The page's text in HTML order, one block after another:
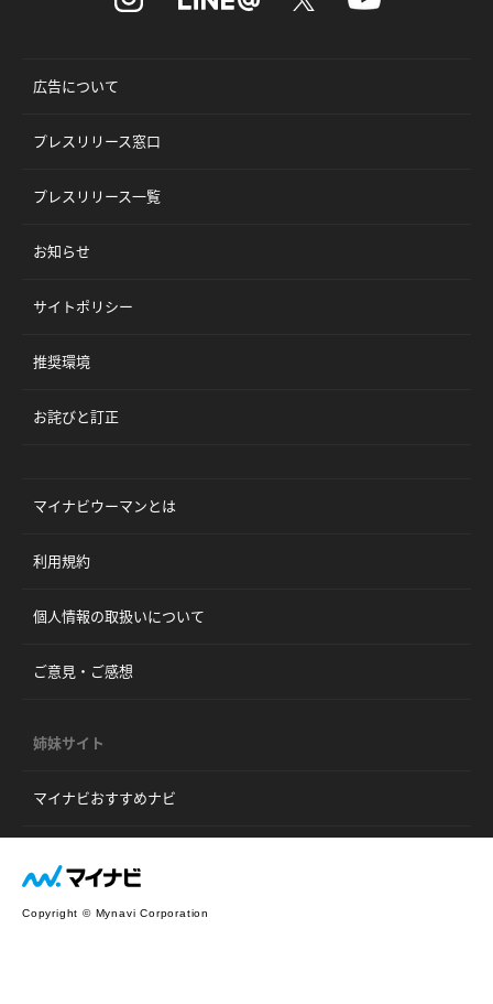
広告について
プレスリリース窓口
プレスリリース一覧
お知らせ
サイトポリシー
推奨環境
お詫びと訂正
マイナビウーマンとは
利用規約
個人情報の取扱いについて
ご意見・ご感想
姉妹サイト
マイナビおすすめナビ
Copyright © Mynavi Corporation